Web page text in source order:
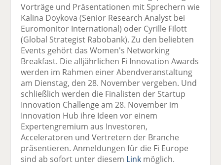
Vorträge und Präsentationen mit Sprechern wie
Kalina Doykova (Senior Research Analyst bei
Euromonitor International) oder Cyrille Filott
(Global Strategist Rabobank). Zu den beliebten
Events gehört das Women's Networking
Breakfast. Die alljährlichen Fi Innovation Awards
werden im Rahmen einer Abendveranstaltung
am Dienstag, den 28. November vergeben. Und
schließlich werden die Finalisten der Startup
Innovation Challenge am 28. November im
Innovation Hub ihre Ideen vor einem
Expertengremium aus Investoren,
Acceleratoren und Vertretern der Branche
präsentieren. Anmeldungen für die Fi Europe
sind ab sofort unter diesem Link möglich.